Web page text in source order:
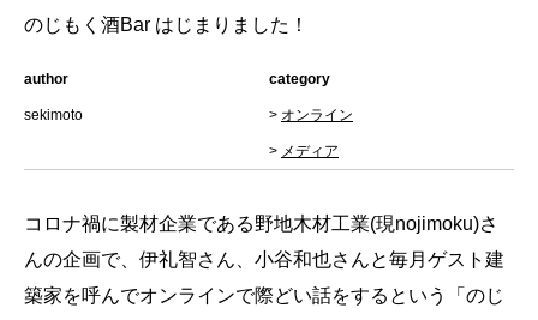
のじもく酒Bar はじまりました！
author
sekimoto
category
> オンライン
> メディア
コロナ禍に製材企業である野地木材工業(現nojimoku)さ
んの企画で、伊礼智さん、小谷和也さんと毎月ゲスト建
築家を呼んでオンラインで際どい話をするという「のじ